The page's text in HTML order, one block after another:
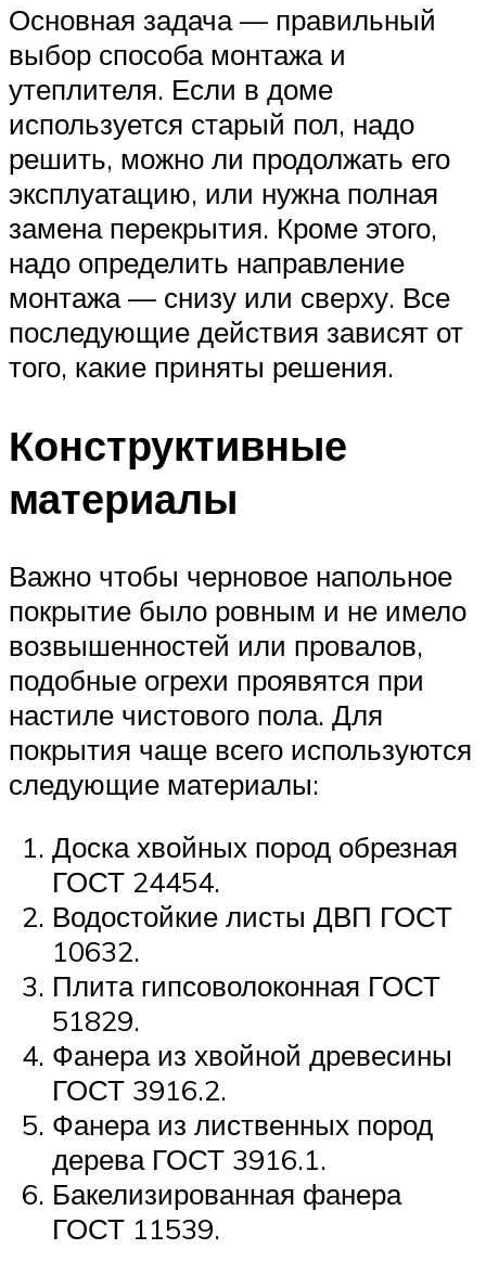
Основная задача — правильный
выбор способа монтажа и
утеплителя. Если в доме
используется старый пол, надо
решить, можно ли продолжать его
эксплуатацию, или нужна полная
замена перекрытия. Кроме этого,
надо определить направление
монтажа — снизу или сверху. Все
последующие действия зависят от
того, какие приняты решения.
Конструктивные
материалы
Важно чтобы черновое напольное
покрытие было ровным и не имело
возвышенностей или провалов,
подобные огрехи проявятся при
настиле чистового пола. Для
покрытия чаще всего используются
следующие материалы:
Доска хвойных пород обрезная
ГОСТ 24454.
Водостойкие листы ДВП ГОСТ
10632.
Плита гипсоволоконная ГОСТ
51829.
Фанера из хвойной древесины
ГОСТ 3916.2.
Фанера из лиственных пород
дерева ГОСТ 3916.1.
Бакелизированная фанера
ГОСТ 11539.